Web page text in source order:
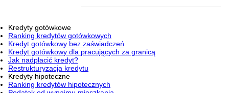
Kredyty gotówkowe
Ranking kredytów gotówkowych
Kredyt gotówkowy bez zaświadczeń
Kredyt gotówkowy dla pracujących za granicą
Jak nadpłacić kredyt?
Restrukturyzacja kredytu
Kredyty hipoteczne
Ranking kredytów hipotecznych